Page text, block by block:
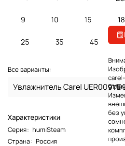
9 10 15 18
25 35 45
Все варианты:
Увлажнитель Carel
Характеристики
Серия: humiSteam
Страна: Россия
без